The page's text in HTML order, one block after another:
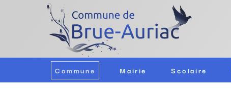
Commune Mairie Scolaire